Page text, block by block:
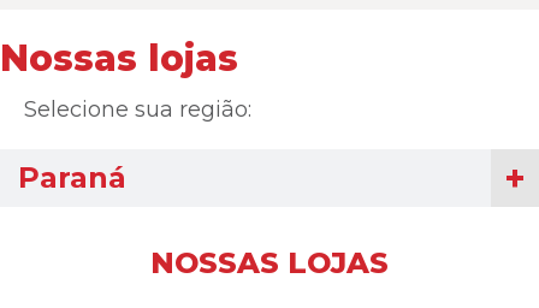
Nossas lojas
Selecione sua região:
Paraná
NOSSAS LOJAS